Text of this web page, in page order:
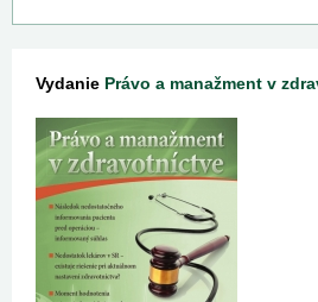
Vydanie Právo a manažment v